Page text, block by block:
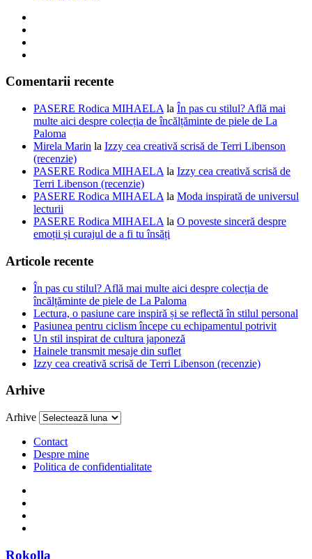
Comentarii recente
PASERE Rodica MIHAELA la În pas cu stilul? Află mai
multe aici despre colecția de încălțăminte de piele de La
Paloma
Mirela Marin la Izzy cea creativă scrisă de Terri Libenson
(recenzie)
PASERE Rodica MIHAELA la Izzy cea creativă scrisă de
Terri Libenson (recenzie)
PASERE Rodica MIHAELA la Moda inspirată de universul
lecturii
PASERE Rodica MIHAELA la O poveste sinceră despre
emoții și curajul de a fi tu însăți
Articole recente
În pas cu stilul? Află mai multe aici despre colecția de
încălțăminte de piele de La Paloma
Lectura, o pasiune care inspiră și se reflectă în stilul personal
Pasiunea pentru ciclism începe cu echipamentul potrivit
Un stil inspirat de cultura japoneză
Hainele transmit mesaje din suflet
Izzy cea creativă scrisă de Terri Libenson (recenzie)
Arhive
Arhive
Contact
Despre mine
Politica de confidentialitate
Rokolla